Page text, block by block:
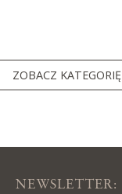
ZOBACZ KATEGORIĘ
NEWSLETTER: